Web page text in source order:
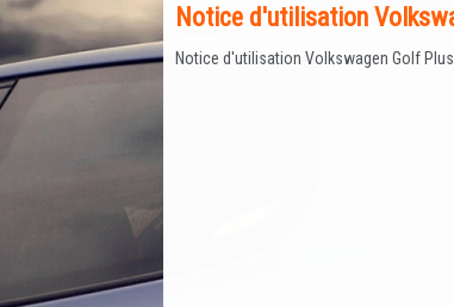
Notice d'utilisation
Notice d'utilisation Volkswagen Golf Plus